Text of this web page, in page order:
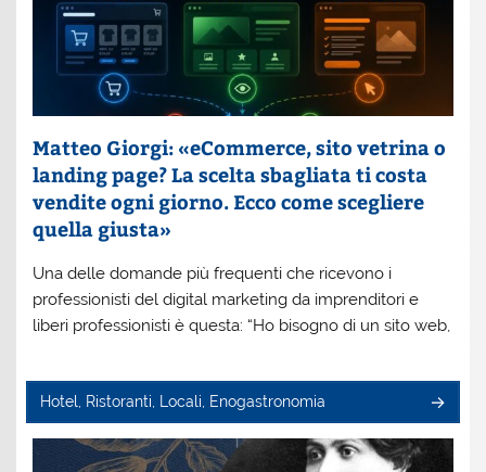
Matteo Giorgi: «eCommerce, sito vetrina o
landing page? La scelta sbagliata ti costa
vendite ogni giorno. Ecco come scegliere
quella giusta»
Una delle domande più frequenti che ricevono i
professionisti del digital marketing da imprenditori e
liberi professionisti è questa: “Ho bisogno di un sito web,
Hotel, Ristoranti, Locali, Enogastronomia